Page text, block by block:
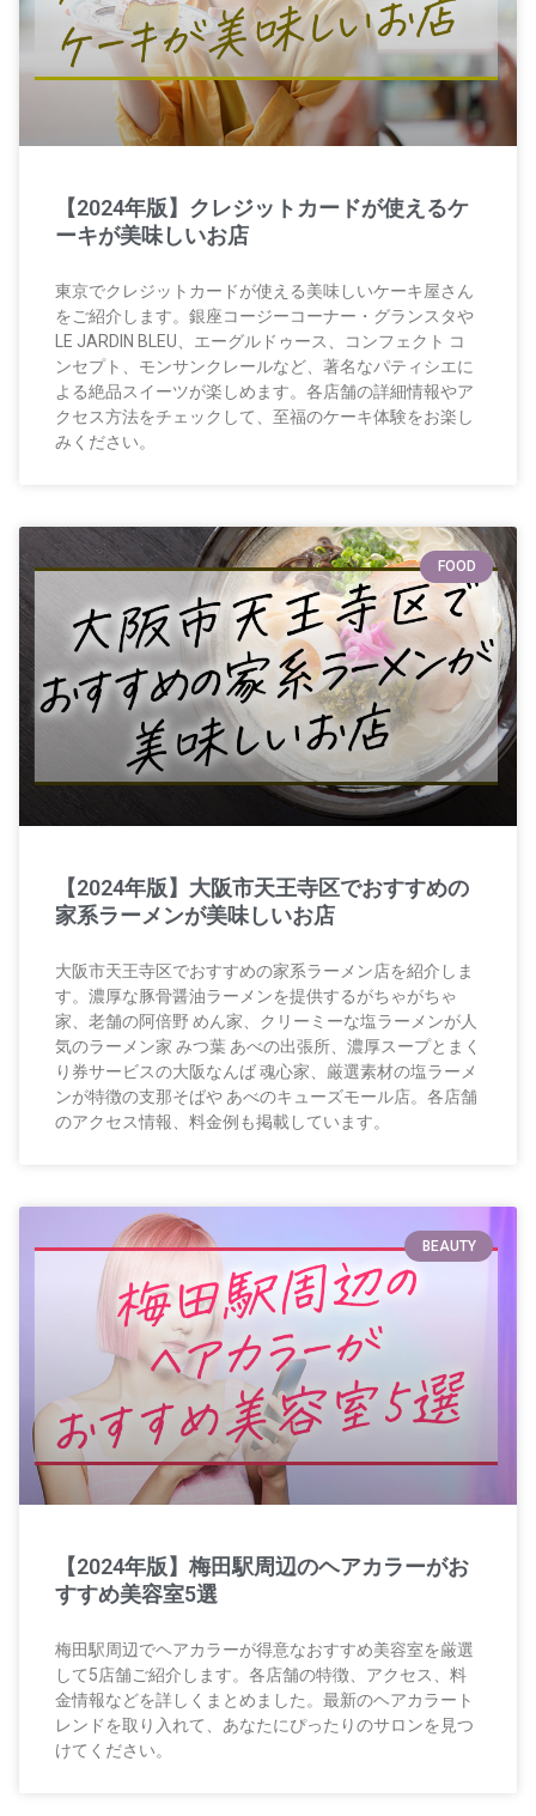
【2024年版】クレジットカードが使えるケ
ーキが美味しいお店
東京でクレジットカードが使える美味しいケーキ屋さん
をご紹介します。銀座コージーコーナー・グランスタや
LE JARDIN BLEU、エーグルドゥース、コンフェクト コ
ンセプト、モンサンクレールなど、著名なパティシエに
よる絶品スイーツが楽しめます。各店舗の詳細情報やア
クセス方法をチェックして、至福のケーキ体験をお楽し
みください。
FOOD
【2024年版】大阪市天王寺区でおすすめの
家系ラーメンが美味しいお店
大阪市天王寺区でおすすめの家系ラーメン店を紹介しま
す。濃厚な豚骨醤油ラーメンを提供するがちゃがちゃ
家、老舗の阿倍野 めん家、クリーミーな塩ラーメンが人
気のラーメン家 みつ葉 あべの出張所、濃厚スープとまく
り券サービスの大阪なんば 魂心家、厳選素材の塩ラーメ
ンが特徴の支那そばや あべのキューズモール店。各店舗
のアクセス情報、料金例も掲載しています。
BEAUTY
【2024年版】梅田駅周辺のヘアカラーがお
すすめ美容室5選
梅田駅周辺でヘアカラーが得意なおすすめ美容室を厳選
して5店舗ご紹介します。各店舗の特徴、アクセス、料
金情報などを詳しくまとめました。最新のヘアカラート
レンドを取り入れて、あなたにぴったりのサロンを見つ
けてください。